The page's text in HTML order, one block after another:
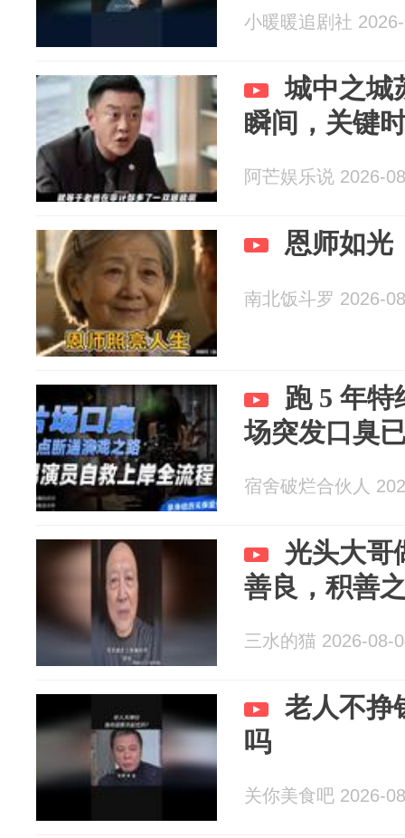
小暖暖追剧社
城中之城
瞬间，关键
阿芒娱乐说 2026-
恩师如光
南北饭斗罗 2026-
跑 5 年特
场突发口臭
宿舍破烂合伙人
光头大哥
善良，积善
三水的猫 2026-08-
老人不挣
吗
关你美食吧 2026-